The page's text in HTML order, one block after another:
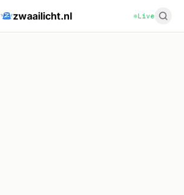
zwaailicht.nl Live